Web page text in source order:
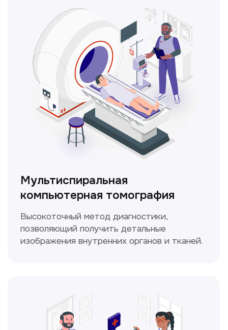
Кольпоскопия
Это диагностическая процедура,
позволяющая внимательно осмотреть
шейку матки с помощью специального
прибора — кольпоскопа.
Диагностика и лечение заболеваний
ЛОР-врач